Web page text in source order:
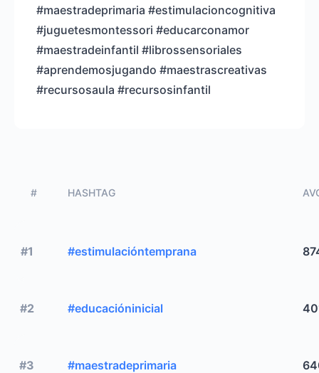
#maestradeprimaria #estimulacioncognitiva
#juguetesmontessori #educarconamor
#maestradeinfantil #librossensoriales
#aprendemosjugando #maestrascreativas
#recursosaula #recursosinfantil
# HASHTAG
#1 #estimulacióntemprana
#2 #educacióninicial
#3 #maestradeprimaria